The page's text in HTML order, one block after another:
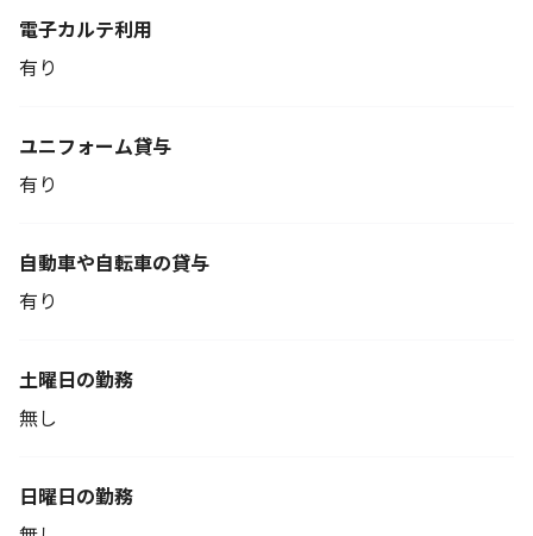
電子カルテ利用
有り
ユニフォーム貸与
有り
自動車や自転車の貸与
有り
土曜日の勤務
無し
日曜日の勤務